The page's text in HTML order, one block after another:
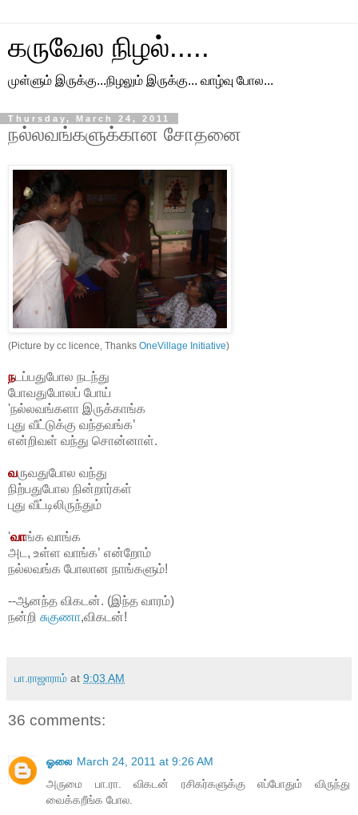
கருவேல நிழல்.....
முள்ளும் இருக்கு...நிழலும் இருக்கு... வாழ்வு போல...
Thursday, March 24, 2011
நல்லவங்களுக்கான சோதனை
(Picture by cc licence, Thanks OneVillage Initiative)
நடப்பதுபோல நடந்து
போவதுபோலப் போய்
'நல்லவங்களா இருக்காங்க
புது வீட்டுக்கு வந்தவங்க’
என்றிவள் வந்து சொன்னாள்.
வருவதுபோல வந்து
நிற்பதுபோல நின்றார்கள்
புது வீட்டிலிருந்தும்
'வாங்க வாங்க
அட, உள்ள வாங்க’ என்றோம்
நல்லவங்க போலான நாங்களும்!
--ஆனந்த விகடன். (இந்த வாரம்)
நன்றி சுகுணா,விகடன்!
பா.ராஜாராம் at 9:03 AM
36 comments:
ஓலை March 24, 2011 at 9:26 AM
அருமை பா.ரா. விகடன் ரசிகர்களுக்கு எப்போதும் விருந்து
வைக்கறீங்க போல.